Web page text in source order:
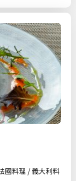
國料理 / 義大利料